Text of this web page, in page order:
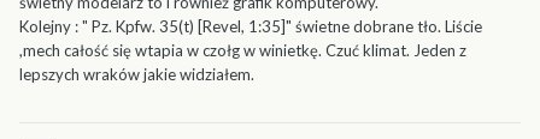
Kolejny : " Pz. Kpfw. 35(t) [Revel, 1:35]" świetne dobrane tło. Liście
,mech całość się wtapia w czołg w winietkę. Czuć klimat. Jeden z
lepszych wraków jakie widziałem.